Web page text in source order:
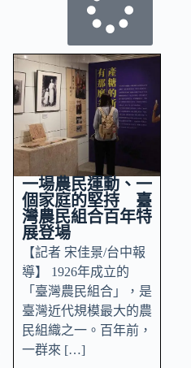
一場農民運動、一
個家庭的堅持 臺
灣農民組合百年特
展登場
【記者 宋佳景/台中報
導】 1926年成立的
「臺灣農民組合」，是
臺灣近代規模最大的農
民組織之一。百年前，
一群來 […]